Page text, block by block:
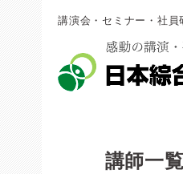
講演会・セミナー・社
講師一覧